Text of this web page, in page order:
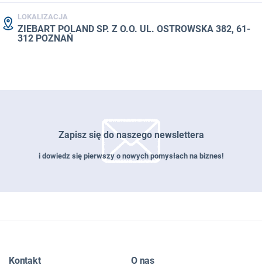
LOKALIZACJA
ZIEBART POLAND SP. Z O.O. UL. OSTROWSKA 382, 61-
312 POZNAŃ
Zapisz się do naszego newslettera
i dowiedz się pierwszy o nowych pomysłach na biznes!
EMAIL
Kontakt O nas